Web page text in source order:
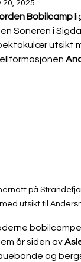
20, 2025
Bobilcamp
Soneren i
utsikt
på
med utsikt til
år siden av
og